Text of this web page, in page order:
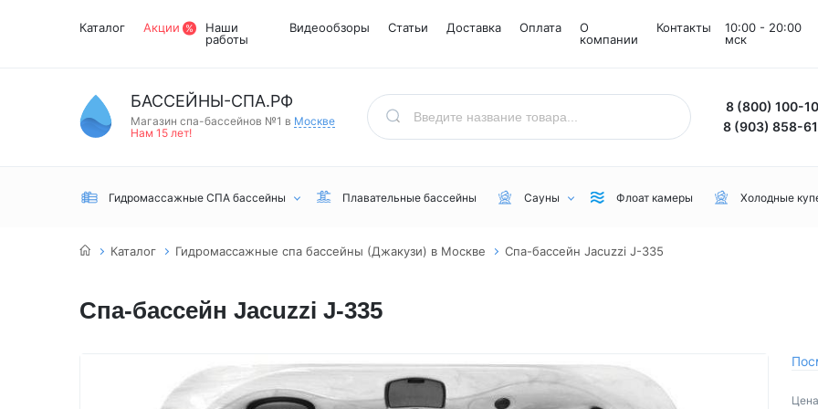
Каталог Акции
Наши
работы
Видеообзоры Статьи Доставка Оплата
О
компании
Контакты
10:00 - 20:00
мск
БАССЕЙНЫ-СПА.РФ
Магазин спа-бассейнов №1 в Москве
Нам 15 лет!
8 (800) 100-
8 (903) 858-
Гидромассажные СПА бассейны
Для коммерческого пользования
Для зимы
Jacuzzi
Плавательные бассейны Сауны Флоат камеры Холодные
Каталог Гидромассажные спа бассейны (Джакузи) в Москве Спа-бассейн Jacuzzi J-335
Спа-бассейн Jacuzzi J-335